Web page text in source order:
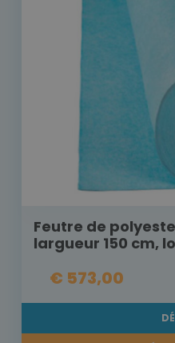
Feutre de
largueur 150 cm,
€ 573,00